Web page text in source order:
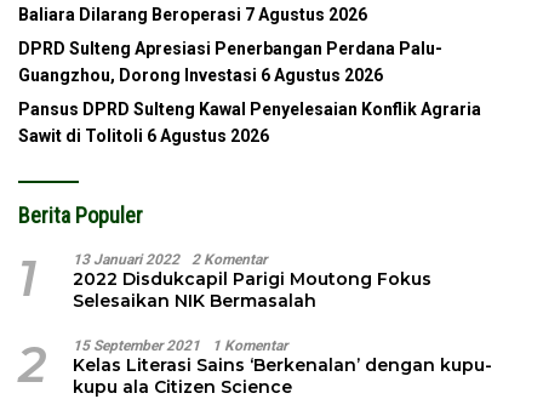
Baliara Dilarang Beroperasi 7 Agustus 2026
DPRD Sulteng Apresiasi Penerbangan Perdana Palu-
Guangzhou, Dorong Investasi 6 Agustus 2026
Pansus DPRD Sulteng Kawal Penyelesaian Konflik Agraria
Sawit di Tolitoli 6 Agustus 2026
Berita Populer
1 13 Januari 2022 2 Komentar
2022 Disdukcapil Parigi Moutong Fokus
Selesaikan NIK Bermasalah
2 15 September 2021 1 Komentar
Kelas Literasi Sains ‘Berkenalan’ dengan kupu-
kupu ala Citizen Science